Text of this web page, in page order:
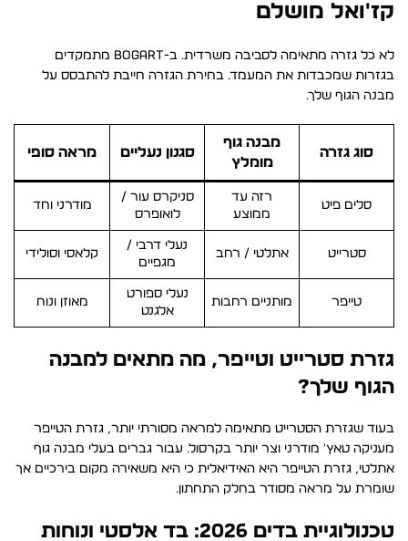
קז'ואל מושלם
לא כל גזרה מתאימה לסביבה משרדית. ב-BOGART מתמקדים
בגזרות שמכבדות את המעמד. בחירת הגזרה חייבת להתבסס על
מבנה הגוף שלך.
סוג גזרה
מבנה גוף
מומלץ
סגנון נעליים מראה סופי
סלים פיט
רזה עד
ממוצע
סניקרס עור /
לואופרס
מודרני וחד
סטרייט אתלטי / רחב
נעלי דרבי /
מגפיים
קלאסי וסולידי
טייפר מותניים רחבות
נעלי ספורט
אלגנט
מאוזן ונוח
גזרת סטרייט וטייפר, מה מתאים למבנה
הגוף שלך?
בעוד שגזרת הסטרייט מתאימה למראה מסורתי יותר, גזרת הטייפר
מעניקה טאץ' מודרני וצר יותר בקרסול. עבור גברים בעלי מבנה גוף
אתלטי, גזרת הטייפר היא האידיאלית כי היא משאירה מקום בירכיים אך
שומרת על מראה מסודר בחלק התחתון.
טכנולוגיית בדים 2026: בד אלסטי ונוחות